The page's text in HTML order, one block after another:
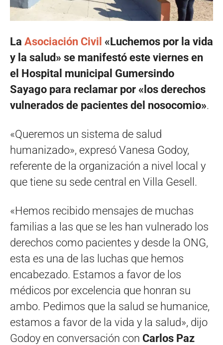
La Asociación Civil «Luchemos por la vida
y la salud» se manifestó este viernes en
el Hospital municipal Gumersindo
Sayago para reclamar por «los derechos
vulnerados de pacientes del nosocomio».
«Queremos un sistema de salud
humanizado», expresó Vanesa Godoy,
referente de la organización a nivel local y
que tiene su sede central en Villa Gesell.
«Hemos recibido mensajes de muchas
familias a las que se les han vulnerado los
derechos como pacientes y desde la ONG,
esta es una de las luchas que hemos
encabezado. Estamos a favor de los
médicos por excelencia que honran su
ambo. Pedimos que la salud se humanice,
estamos a favor de la vida y la salud», dijo
Godoy en conversación con Carlos Paz